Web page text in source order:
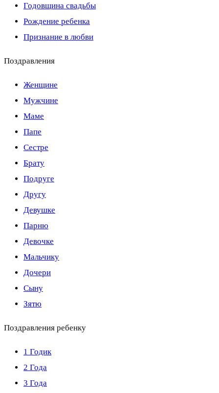
Годовщина свадьбы
Рождение ребенка
Признание в любви
Поздравления
Женщине
Мужчине
Маме
Папе
Сестре
Брату
Подруге
Другу
Девушке
Парню
Девочке
Мальчику
Дочери
Сыну
Зятю
Поздравления ребенку
1 Годик
2 Года
3 Года